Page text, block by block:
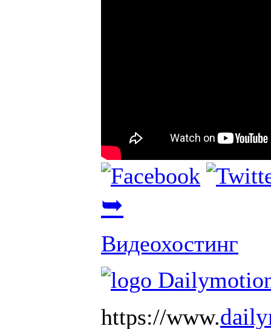
➥
Видеохостинг
https://www.